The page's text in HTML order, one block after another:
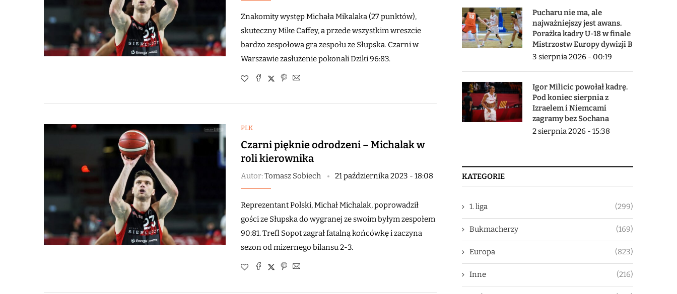
Znakomity występ Michała Mikalaka (27 punktów),
skuteczny Mike Caffey, a przede wszystkim wreszcie
bardzo zespołowa gra zespołu ze Słupska. Czarni w
Warszawie zasłużenie pokonali Dziki 96:83.
PLK
Czarni pięknie odrodzeni – Michalak w
roli kierownika
Autor:Tomasz Sobiech 21 października 2023 - 18:08
Reprezentant Polski, Michał Michalak, poprowadził
gości ze Słupska do wygranej ze swoim byłym zespołem
90:81. Trefl Sopot zagrał fatalną końcówkę i zaczyna
sezon od mizernego bilansu 2-3.
Pucharu nie ma, ale
najważniejszy jest awans.
Porażka kadry U-18 w finale
Mistrzostw Europy dywizji B
3 sierpnia 2026 - 00:19
Igor Milicic powołał kadrę.
Pod koniec sierpnia z
Izraelem i Niemcami
zagramy bez Sochana
2 sierpnia 2026 - 15:38
KATEGORIE
1. liga (299)
Bukmacherzy (169)
Europa (823)
Inne (216)